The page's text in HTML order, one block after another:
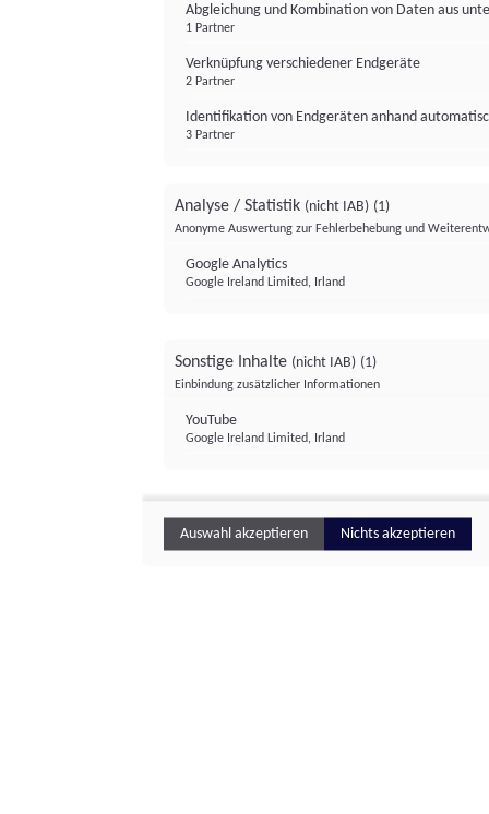
Abgleichung und Kombination von Daten aus
1 Partner
Verknüpfung verschiedener Endgeräte
2 Partner
Identifikation von Endgeräten anhand
3 Partner
Analyse / Statistik (nicht IAB) (1)
Anonyme Auswertung zur Fehlerbehebung und
Google Analytics
Google Ireland Limited, Irland
Sonstige Inhalte (nicht IAB) (1)
Einbindung zusätzlicher Informationen
YouTube
Google Ireland Limited, Irland
Auswahl akzeptieren Nichts akzeptieren